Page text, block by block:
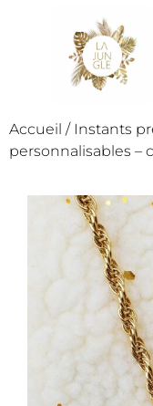
Accueil / Instants
personnalisables –